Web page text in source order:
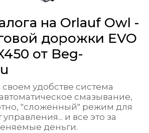
на Orlauf Owl -
дорожки EVO
от Beg-
удобстве система
смазывание,
"сложенный" режим для
и все это за
деньги.